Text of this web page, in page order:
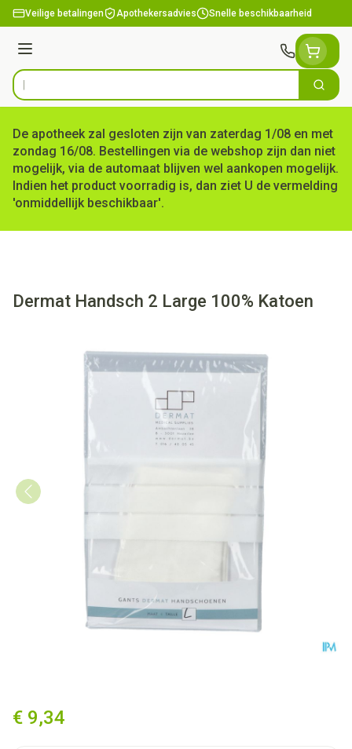
Ga naar de inhoud
Veilige betalingen Apothekersadvies Snelle beschikbaarheid
Menu
Product, merk, categorie... Zoek
De apotheek zal gesloten zijn van zaterdag 1/08 en met
zondag 16/08. Bestellingen via de webshop zijn dan niet
mogelijk, via de automaat blijven wel aankopen mogelijk.
Indien het product voorradig is, dan ziet U de vermelding
'onmiddellijk beschikbaar'.
Dermat Handsch 2 Large 100% Katoen
€ 9,34